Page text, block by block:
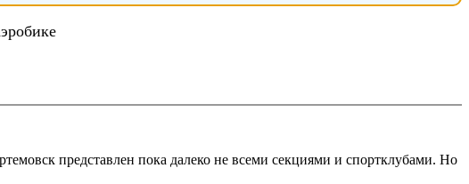
представлен пока далеко не всеми секциями и спортклубами. Но